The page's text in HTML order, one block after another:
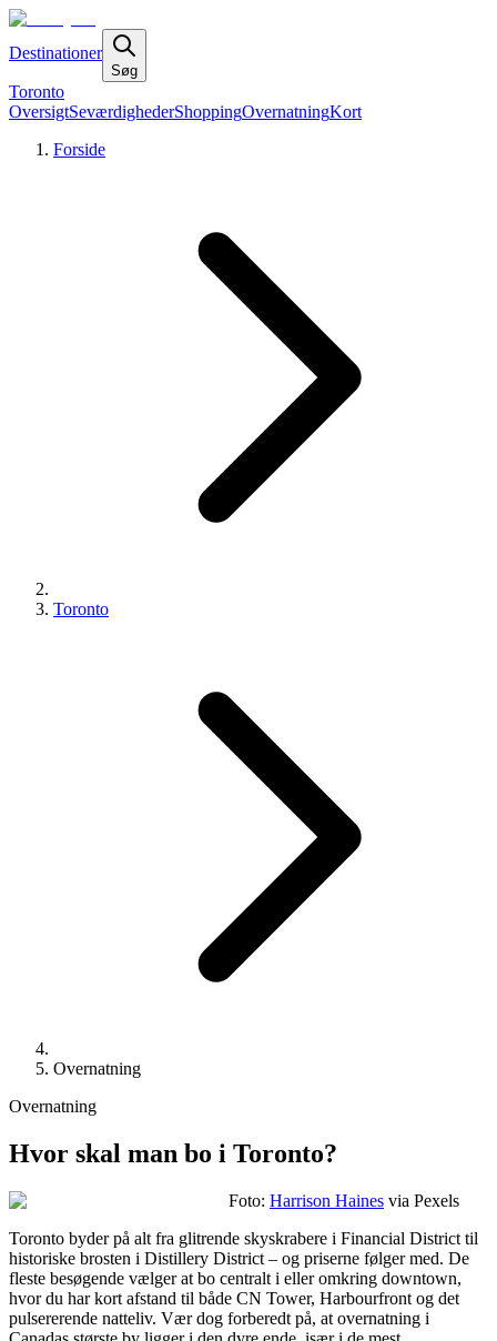
Destinationer
Søg
Toronto
OversigtSeværdighederShoppingOvernatningKort
Forside
Toronto
Overnatning
Overnatning
Hvor skal man bo i Toronto?
Foto: Harrison Haines via Pexels
Toronto byder på alt fra glitrende skyskrabere i Financial District til
historiske brosten i Distillery District – og priserne følger med. De
fleste besøgende vælger at bo centralt i eller omkring downtown,
hvor du har kort afstand til både CN Tower, Harbourfront og det
pulsererende natteliv. Vær dog forberedt på, at overnatning i